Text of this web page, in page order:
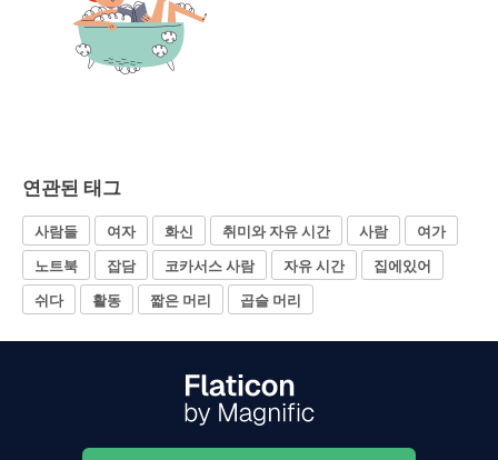
연관된 태그
사람들 여자 화신 취미와 자유 시간 사람
여가
노트북
잡담 코카서스 사람 자유 시간
집에있어
쉬다
활동 짧은 머리 곱슬 머리